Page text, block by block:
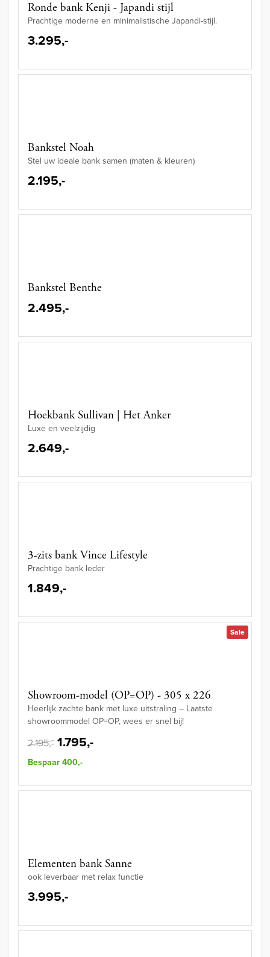
Ronde bank Kenji - Japandi stijl
Prachtige moderne en minimalistische Japandi-stijl.
3.295,-
Bankstel Noah
Stel uw ideale bank samen (maten & kleuren)
2.195,-
Bankstel Benthe
2.495,-
Hoekbank Sullivan | Het Anker
Luxe en veelzijdig
2.649,-
3-zits bank Vince Lifestyle
Prachtige bank leder
1.849,-
Sale
Showroom-model (OP=OP) - 305 x 226
Heerlijk zachte bank met luxe uitstraling – Laatste
showroommodel OP=OP, wees er snel bij!
2.195,- 1.795,-
Bespaar 400,-
Elementen bank Sanne
ook leverbaar met relax functie
3.995,-